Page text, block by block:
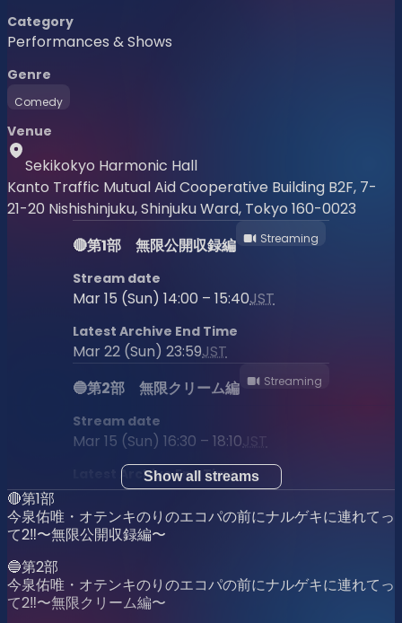
Category
Performances & Shows
Genre
Comedy
Venue
Sekikokyo Harmonic Hall
Kanto Traffic Mutual Aid Cooperative Building B2F, 7-
21-20 Nishishinjuku, Shinjuku Ward, Tokyo 160-0023
🔴第1部 無限公開収録編
Streaming
Stream date
Mar 15 (Sun) 14:00 – 15:40JST
Latest Archive End Time
Mar 22 (Sun) 23:59JST
🔵第2部 無限クリーム編
Streaming
Stream date
Mar 15 (Sun) 16:30 – 18:10 JST
Latest Archive End Time
Mar 22 (Sun) 23:59JST
Show all streams
🔴第1部
今泉佑唯・オテンキのりのエコパの前にナルゲキに連れてっ
て2‼〜無限公開収録編〜
🔵第2部
今泉佑唯・オテンキのりのエコパの前にナルゲキに連れてっ
て2‼〜無限クリーム編〜